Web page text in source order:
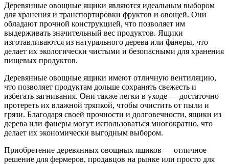
Деревянные овощные ящики являются идеальным выбором
для хранения и транспортировки фруктов и овощей. Они
обладают прочной конструкцией, что позволяет им
выдерживать значительный вес продуктов. Ящики
изготавливаются из натурального дерева или фанеры, что
делает их экологически чистыми и безопасными для хранения
пищевых продуктов.
Деревянные овощные ящики имеют отличную вентиляцию,
что позволяет продуктам дольше сохранять свежесть и
избегать загнивания. Они также легки в уходе — достаточно
протереть их влажной тряпкой, чтобы очистить от пыли и
грязи. Благодаря своей прочности и долговечности, ящики из
дерева или фанеры могут использоваться многократно, что
делает их экономически выгодным выбором.
Приобретение деревянных овощных ящиков — отличное
решение для фермеров, продавцов на рынке или просто для